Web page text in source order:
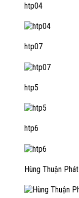
htp04
htp07
htp5
htp6
Hùng Thuận Phát